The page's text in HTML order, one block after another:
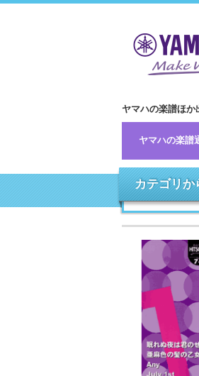
ヤマハの楽譜ほか
ヤマハの楽譜
カテゴリか